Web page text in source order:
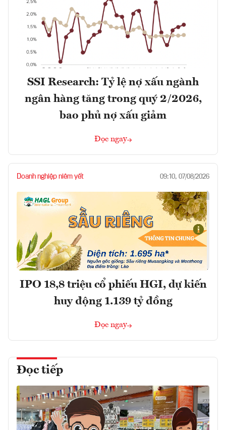
SSI Research: Tỷ lệ nợ xấu ngành
ngân hàng tăng trong quý 2/2026,
bao phủ nợ xấu giảm
Đọc ngay
Doanh nghiệp niêm yết 09:10, 07/08/2026
IPO 18,8 triệu cổ phiếu HGI, dự kiến
huy động 1.139 tỷ đồng
Đọc ngay
Đọc tiếp